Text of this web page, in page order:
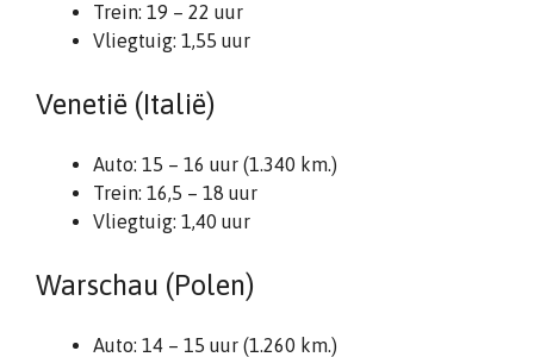
Trein: 19 – 22 uur
Vliegtuig: 1,55 uur
Venetië (Italië)
Auto: 15 – 16 uur (1.340 km.)
Trein: 16,5 – 18 uur
Vliegtuig: 1,40 uur
Warschau (Polen)
Auto: 14 – 15 uur (1.260 km.)